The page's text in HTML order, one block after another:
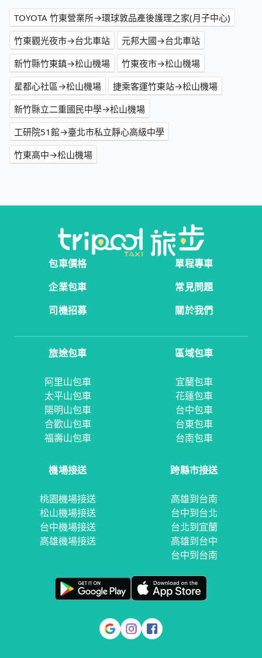
TOYOTA 竹東營業所→環球敦品產後護理之家(月子中心)
竹東觀光夜市→台北車站
元邦大國→台北車站
新竹縣竹東鎮→松山機場
竹東夜市→松山機場
星都心社區→松山機場
捷乘客運竹東站→松山機場
新竹縣立二重國民中學→松山機場
工研院51館→臺北市私立靜心高級中學
竹東高中→松山機場
包車價格
單程專車
企業包車
常見問題
司機招募
關於我們
旅途包車
阿里山包車
太平山包車
陽明山包車
合歡山包車
福壽山包車
區域包車
宜蘭包車
花蓮包車
台中包車
台東包車
台南包車
機場接送
桃園機場接送
松山機場接送
台中機場接送
高雄機場接送
跨縣市接送
高雄到台南
台中到台北
台北到宜蘭
高雄到台中
台中到台南